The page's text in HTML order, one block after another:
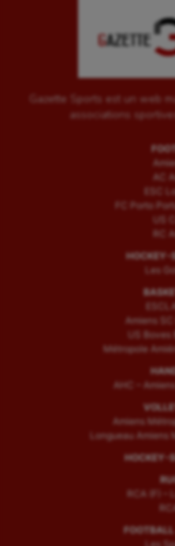
Gazette Sports est un web
associations
AC
ESC
FC Porto
US
RC
HOCKEY-
Les
Amiens
US
Métropole
AHC –
Amiens
Longueau Amiens
HOCKEY-
RCA (F) –